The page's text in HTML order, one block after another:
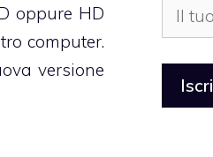
oppure HD
computer.
versione